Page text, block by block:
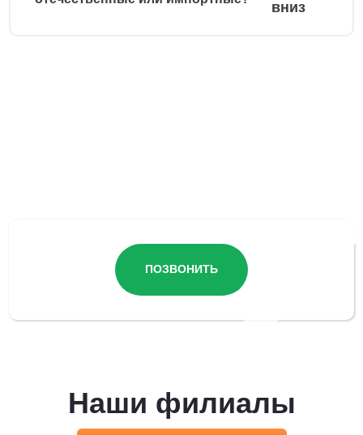
ПОЗВОНИТЬ
Наши филиалы